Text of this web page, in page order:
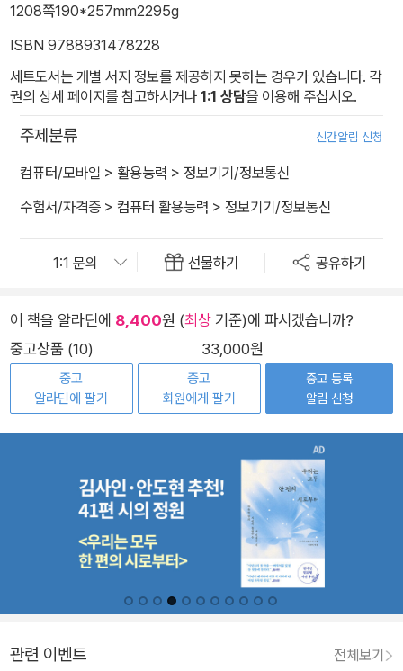
1208쪽190*257mm2295g
ISBN 9788931478228
세트도서는 개별 서지 정보를 제공하지 못하는 경우가 있습니다. 각
권의 상세 페이지를 참고하시거나 1:1 상담을 이용해 주십시오.
주제분류 신간알림 신청
컴퓨터/모바일 > 활용능력 > 정보기기/정보통신
수험서/자격증 > 컴퓨터 활용능력 > 정보기기/정보통신
선물하기 공유하기
이 책을 알라딘에 8,400원 (최상 기준)에 파시겠습니까?
중고상품 (10) 33,000원
중고
알라딘에 팔기
중고
회원에게 팔기
중고 등록
알림 신청
관련 이벤트 전체보기